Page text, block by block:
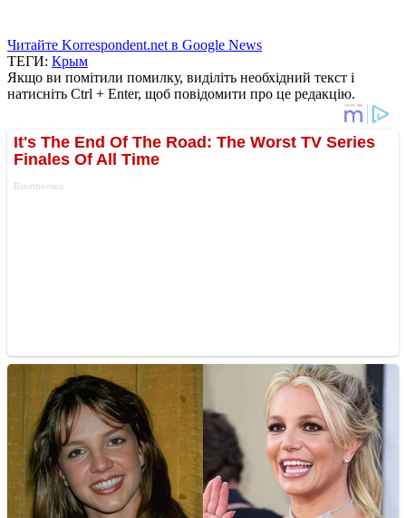
Читайте Korrespondent.net в Google News
ТЕГИ: Крым
Якщо ви помітили помилку, виділіть необхідний текст і
натисніть Ctrl + Enter, щоб повідомити про це редакцію.